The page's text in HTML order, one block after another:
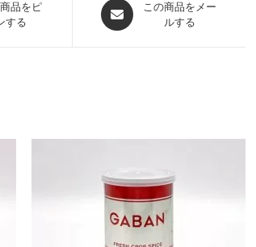
品をピ
する
この商品をメー
ルする